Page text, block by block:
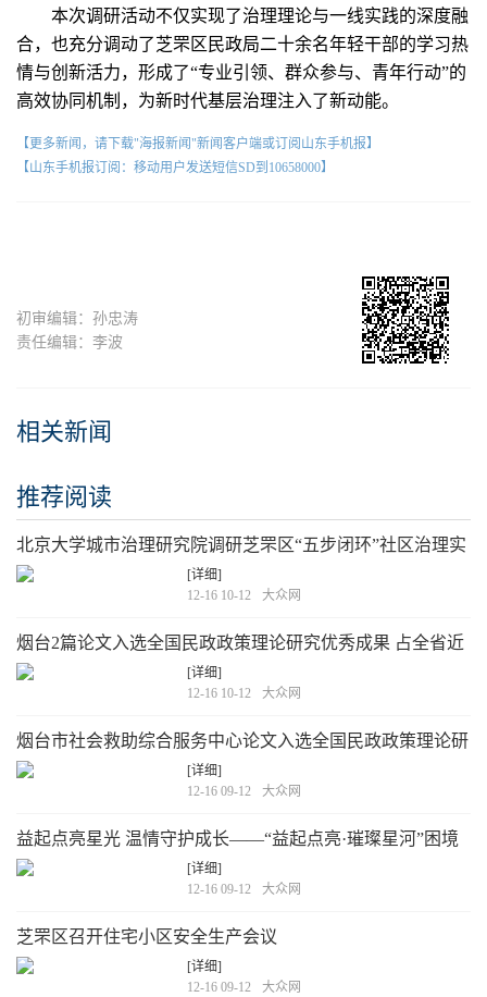
本次调研活动不仅实现了治理理论与一线实践的深度融
合，也充分调动了芝罘区民政局二十余名年轻干部的学习热
情与创新活力，形成了“专业引领、群众参与、青年行动”的
高效协同机制，为新时代基层治理注入了新动能。
【更多新闻，请下载"海报新闻"新闻客户端或订阅山东手机报】
【山东手机报订阅：移动用户发送短信SD到10658000】
初审编辑：孙忠涛
责任编辑：李波
相关新闻
推荐阅读
北京大学城市治理研究院调研芝罘区“五步闭环”社区治理实
践
[详细]
12-16 10-12
大众网
烟台2篇论文入选全国民政政策理论研究优秀成果 占全省近
五分之一
[详细]
12-16 10-12
大众网
烟台市社会救助综合服务中心论文入选全国民政政策理论研
究成果
[详细]
12-16 09-12
大众网
益起点亮星光 温情守护成长——“益起点亮·璀璨星河”困境
儿童心愿赋能计划活动成功举行
[详细]
12-16 09-12
大众网
芝罘区召开住宅小区安全生产会议
[详细]
12-16 09-12
大众网